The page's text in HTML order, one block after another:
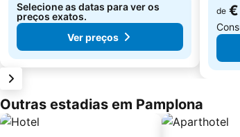
Selecione as datas para ver os
preços exatos.
Ver preços
de
Outras estadias em Pamplona